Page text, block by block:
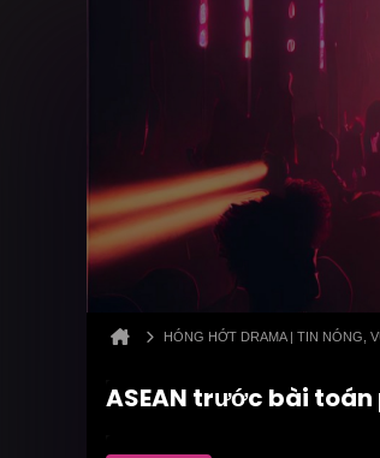
HÓNG HỚT DRAMA | TIN NÓNG,
ASEAN trước bài